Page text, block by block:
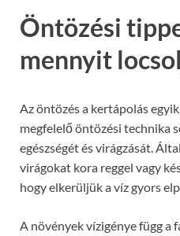
Öntözési
mennyit
Az öntözés a kertápolás
megfelelő öntözési technika
egészségét és virágzását.
virágokat kora reggel vagy
hogy elkerüljük a víz gyors
A növények vízigénye függ a